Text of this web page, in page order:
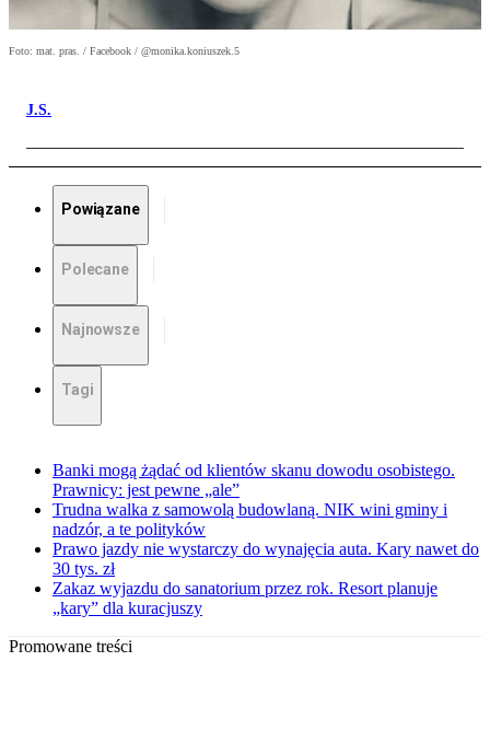
Foto: mat. pras. / Facebook / @monika.koniuszek.5
J.S.
Powiązane
Polecane
Najnowsze
Tagi
Banki mogą żądać od klientów skanu dowodu osobistego.
Prawnicy: jest pewne „ale”
Trudna walka z samowolą budowlaną. NIK wini gminy i
nadzór, a te polityków
Prawo jazdy nie wystarczy do wynajęcia auta. Kary nawet do
30 tys. zł
Zakaz wyjazdu do sanatorium przez rok. Resort planuje
„kary” dla kuracjuszy
Promowane treści